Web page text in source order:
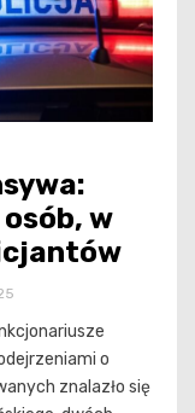
w
o
znalazło się